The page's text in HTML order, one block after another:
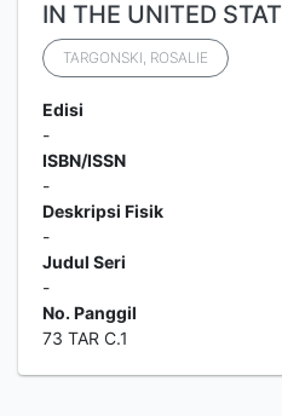
IN THE UNITED
TARGONSKI, ROSALIE
Edisi
-
ISBN/ISSN
-
Deskripsi Fisik
-
Judul Seri
-
No. Panggil
73 TAR C.1